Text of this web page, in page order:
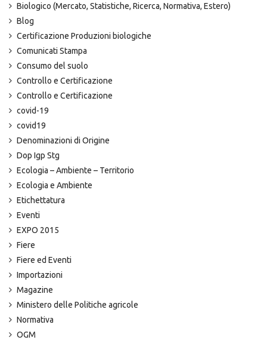
Biologico (Mercato, Statistiche, Ricerca, Normativa, Estero)
Blog
Certificazione Produzioni biologiche
Comunicati Stampa
Consumo del suolo
Controllo e Certificazione
Controllo e Certificazione
covid-19
covid19
Denominazioni di Origine
Dop Igp Stg
Ecologia – Ambiente – Territorio
Ecologia e Ambiente
Etichettatura
Eventi
EXPO 2015
Fiere
Fiere ed Eventi
Importazioni
Magazine
Ministero delle Politiche agricole
Normativa
OGM